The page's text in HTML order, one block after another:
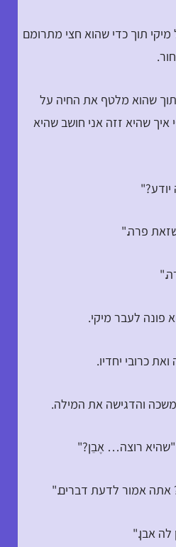
תוך כדי שהוא חצי מתרומם
תוך שהוא מלטף את החיה על
איך שהיא זזה אני חושב שהיא
פרה."
פונה לעבר מיקי.
כרובי יחדיו.
והדגישה את המילה.
רוצה… אֶבֵן?"
אתה אמור לדעת דברים."
לה אבן."